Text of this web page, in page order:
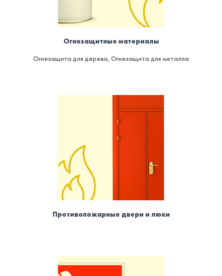
Огнезащитные материалы
Огнезащита для дерева, Огнезащита для металла
Противопожарные двери и люки